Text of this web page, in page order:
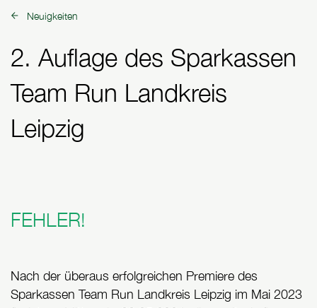
zurück zu:
Neuigkeiten
2. Auflage des Sparkassen
Team Run Landkreis
Leipzig
FEHLER!
Nach der überaus erfolgreichen Premiere des
Sparkassen Team Run Landkreis Leipzig im Mai 2023